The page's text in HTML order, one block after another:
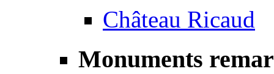
Château Ricaud
Monuments